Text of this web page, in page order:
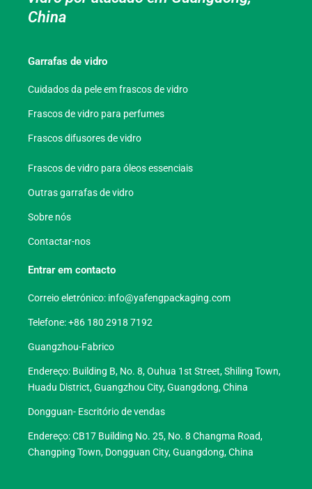
China
Garrafas de vidro
Cuidados da pele em frascos de vidro
Frascos de vidro para perfumes
Frascos difusores de vidro
Frascos de vidro para óleos essenciais
Outras garrafas de vidro
Sobre nós
Contactar-nos
Entrar em contacto
Correio eletrónico: info@yafengpackaging.com
Telefone: +86 180 2918 7192
Guangzhou-Fabrico
Endereço: Building B, No. 8, Ouhua 1st Street, Shiling Town,
Huadu District, Guangzhou City, Guangdong, China
Dongguan- Escritório de vendas
Endereço: CB17 Building No. 25, No. 8 Changma Road,
Changping Town, Dongguan City, Guangdong, China